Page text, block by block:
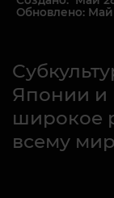
Обновлено: Май
Японии и
широкое
всему